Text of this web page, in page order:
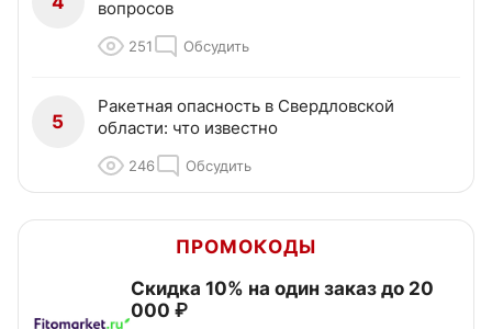
вопросов
251 Обсудить
5
Ракетная опасность в Свердловской
области: что известно
246 Обсудить
ПРОМОКОДЫ
Скидка 10% на один заказ до 20
000 ₽